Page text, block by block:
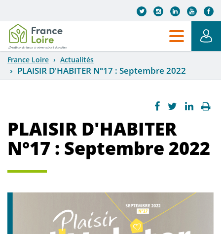
France Loire Actualités
PLAISIR D'HABITER N°17 : Septembre 2022
PLAISIR D'HABITER
N°17 : Septembre 2022